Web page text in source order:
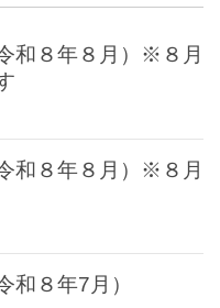
和８年８月）※８月
和８年８月）※８月
和８年7月）